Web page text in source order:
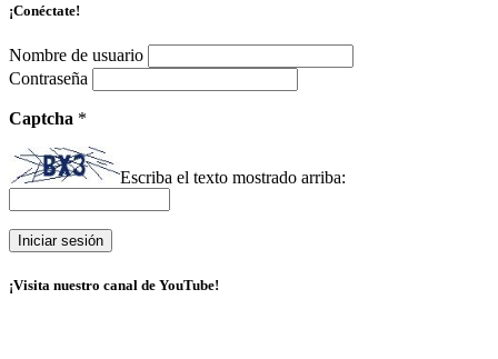
¡Conéctate!
Nombre de usuario
Contraseña
Captcha *
Escriba el texto mostrado arriba:
¡Visita nuestro canal de YouTube!